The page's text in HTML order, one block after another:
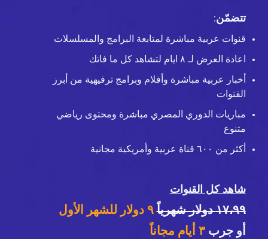
تتضمّن:
قنوات عربية مباشرة لمتابعة البرامج والمسلسلات
اعادة العرض لـ ٨ ايام لتشاهد كل ما فاتك
أخبار عربية مباشرة وأفلام وبرامج ترفيهية من أبرز
القنوات
مباريات الدوري المصري مباشرة ومحتوى رياضي
متنوع
أكثر من ٦٠٠ قناة عربية وأمريكية مجانية
شاهد كل القنوات
١٧،٩٩ دولار شهرياً
٩ دولار للشهر الأول
أو جرب٣ أيام مجاناً